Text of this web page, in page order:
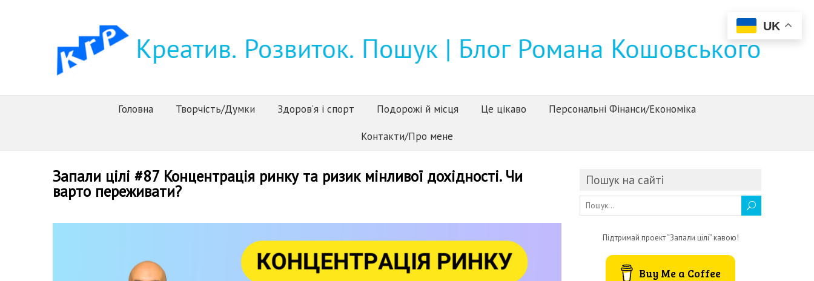
Головна Творчість/Думки Здоров’я і спорт Подорожі й місця Це цікаво Персональні Фінанси/Економіка
Контакти/Про мене
Запали цілі #87 Концентрація ринку та ризик мінливої дохідності. Чи
варто переживати?
Пошук на сайті
Підтримай проект “Запали цілі” кавою!
Buy Me a Coffee
UK